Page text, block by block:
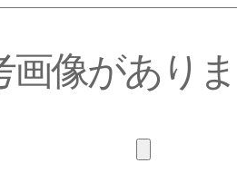
画像があり